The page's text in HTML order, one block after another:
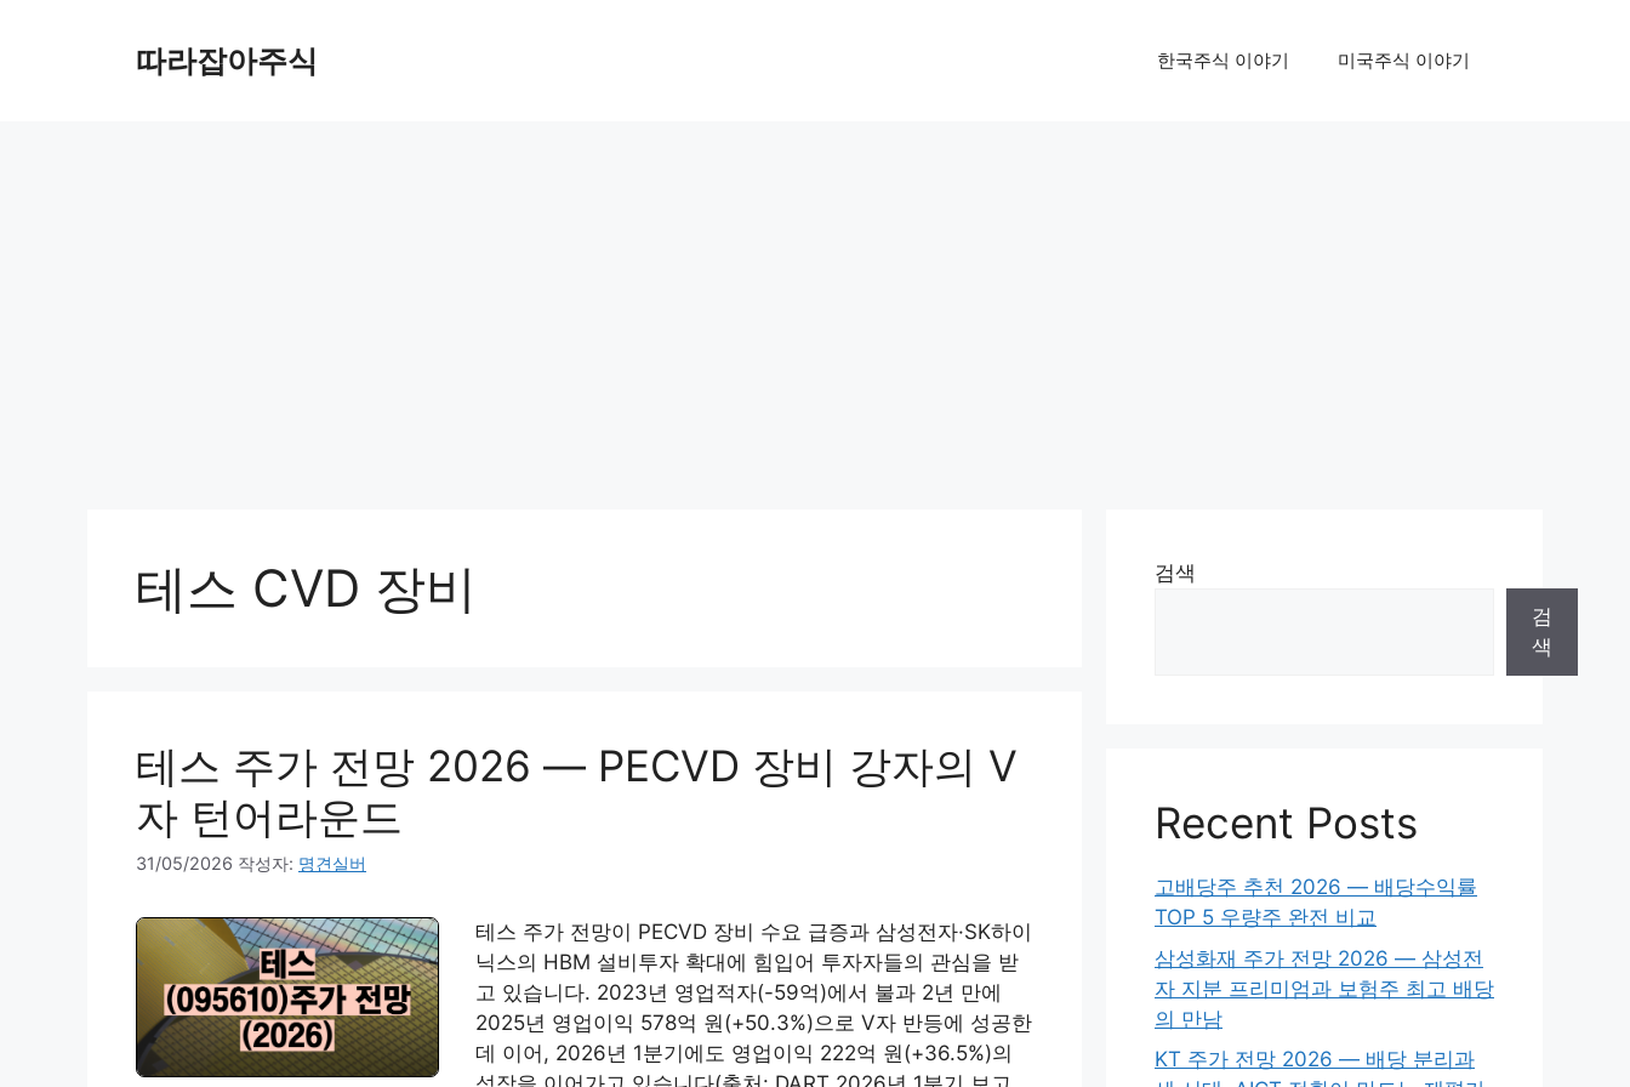
따라잡아주식 한국주식 이야기 미국주식 이야기
테스 CVD 장비
테스 주가 전망 2026 — PECVD 장비 강자의 V
자 턴어라운드
31/05/2026 작성자: 명견실버
테스 주가 전망이 PECVD 장비 수요 급증과 삼성전자·SK하이
닉스의 HBM 설비투자 확대에 힘입어 투자자들의 관심을 받
고 있습니다. 2023년 영업적자(-59억)에서 불과 2년 만에
2025년 영업이익 578억 원(+50.3%)으로 V자 반등에 성공한
데 이어, 2026년 1분기에도 영업이익 222억 원(+36.5%)의
검색
검
색
Recent Posts
고배당주 추천 2026 — 배당수익률
TOP 5 우량주 완전 비교
삼성화재 주가 전망 2026 — 삼성전
자 지분 프리미엄과 보험주 최고 배당
의 만남
KT 주가 전망 2026 — 배당 분리과